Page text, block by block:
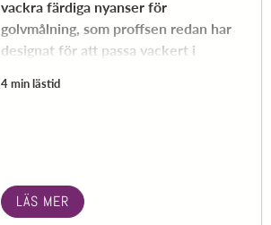
vackra färdiga nyanser för
golvmålning, som proffsen redan har
designat för att passa vackert i
4 min lästid
LÄS MER